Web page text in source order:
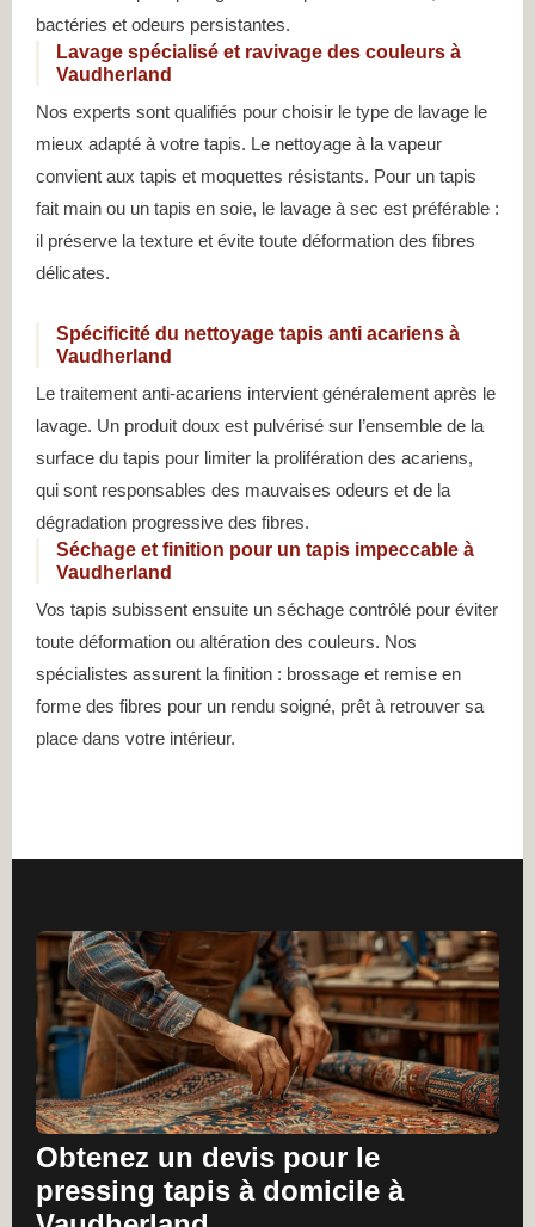
bactéries et odeurs persistantes.
Lavage spécialisé et ravivage des couleurs à
Vaudherland
Nos experts sont qualifiés pour choisir le type de lavage le
mieux adapté à votre tapis. Le nettoyage à la vapeur
convient aux tapis et moquettes résistants. Pour un tapis
fait main ou un tapis en soie, le lavage à sec est préférable :
il préserve la texture et évite toute déformation des fibres
délicates.
Spécificité du nettoyage tapis anti acariens à
Vaudherland
Le traitement anti-acariens intervient généralement après le
lavage. Un produit doux est pulvérisé sur l’ensemble de la
surface du tapis pour limiter la prolifération des acariens,
qui sont responsables des mauvaises odeurs et de la
dégradation progressive des fibres.
Séchage et finition pour un tapis impeccable à
Vaudherland
Vos tapis subissent ensuite un séchage contrôlé pour éviter
toute déformation ou altération des couleurs. Nos
spécialistes assurent la finition : brossage et remise en
forme des fibres pour un rendu soigné, prêt à retrouver sa
place dans votre intérieur.
Obtenez un devis pour le
pressing tapis à domicile à